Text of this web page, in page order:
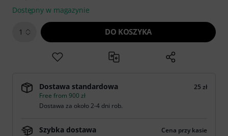
Dostępny w magazynie
1 DO KOSZYKA
Dostawa standardowa
25 zł
Free from 900 zł
Dostawa za około 2-4 dni rob.
Szybka dostawa
Cena przy kasie